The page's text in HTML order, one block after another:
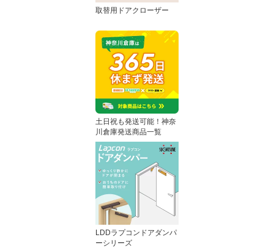
取替用ドアクローザー
土日祝も発送可能！神奈
川倉庫発送商品一覧
LDDラプコンドアダンパ
ーシリーズ